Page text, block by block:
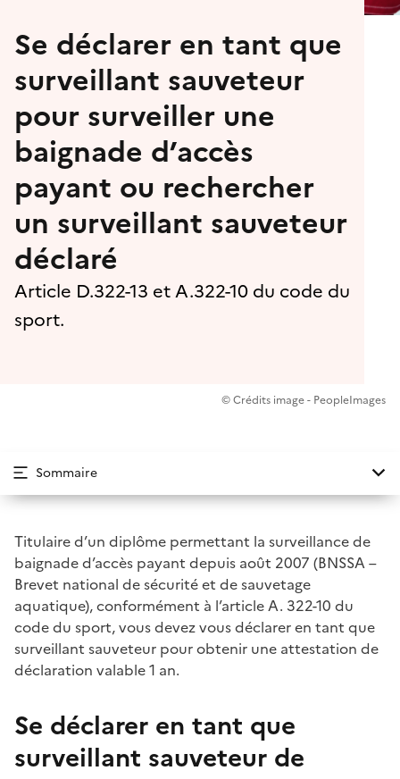
Se déclarer en tant que
surveillant sauveteur
pour surveiller une
baignade d’accès
payant ou rechercher
un surveillant sauveteur
déclaré
Article D.322-13 et A.322-10 du code du
sport.
© Crédits image - PeopleImages
Sommaire
Titulaire d’un diplôme permettant la surveillance de
baignade d’accès payant depuis août 2007 (BNSSA –
Brevet national de sécurité et de sauvetage
aquatique), conformément à l’article A. 322-10 du
code du sport, vous devez vous déclarer en tant que
surveillant sauveteur pour obtenir une attestation de
déclaration valable 1 an.
Se déclarer en tant que
surveillant sauveteur de